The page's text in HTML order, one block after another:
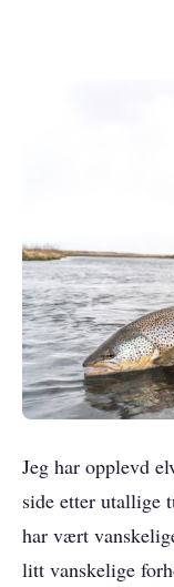
Jeg har opplevd
side etter utallige
har vært
litt vanskelige